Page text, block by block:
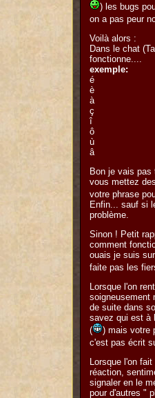
) les bugs
on a pas peur
Voilà alors :
Dans le chat
fonctionne....
exemple:
é
è
à
ç
î
ô
ù
â
Bon je vais
vous mettez
votre phrase
Enfin... sauf si
problème.
Sinon ! Petit
comment
ouais je suis
faite pas les
Lorsque l'on
soigneusement
de suite dans
savez qui est à
(
) mais votre
c'est pas écrit
Lorsque l'on
réaction,
signaler en le
pour d'autres "